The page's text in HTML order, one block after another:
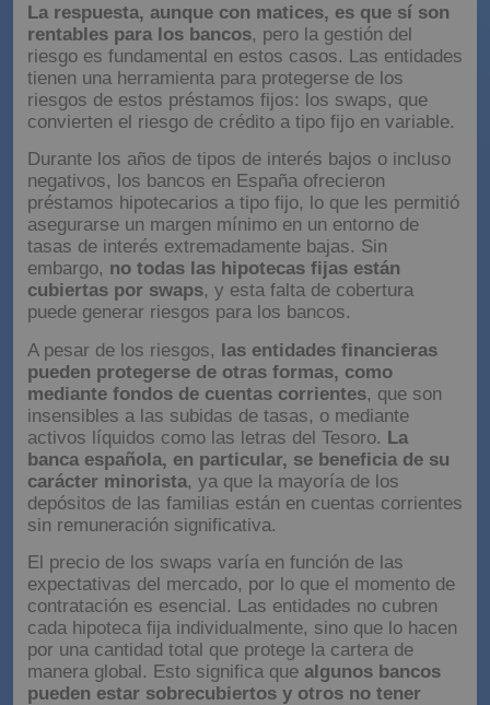
La respuesta, aunque con matices, es que sí son
rentables para los bancos, pero la gestión del
riesgo es fundamental en estos casos. Las entidades
tienen una herramienta para protegerse de los
riesgos de estos préstamos fijos: los swaps, que
convierten el riesgo de crédito a tipo fijo en variable.
Durante los años de tipos de interés bajos o incluso
negativos, los bancos en España ofrecieron
préstamos hipotecarios a tipo fijo, lo que les permitió
asegurarse un margen mínimo en un entorno de
tasas de interés extremadamente bajas. Sin
embargo, no todas las hipotecas fijas están
cubiertas por swaps, y esta falta de cobertura
puede generar riesgos para los bancos.
A pesar de los riesgos, las entidades financieras
pueden protegerse de otras formas, como
mediante fondos de cuentas corrientes, que son
insensibles a las subidas de tasas, o mediante
activos líquidos como las letras del Tesoro. La
banca española, en particular, se beneficia de su
carácter minorista, ya que la mayoría de los
depósitos de las familias están en cuentas corrientes
sin remuneración significativa.
El precio de los swaps varía en función de las
expectativas del mercado, por lo que el momento de
contratación es esencial. Las entidades no cubren
cada hipoteca fija individualmente, sino que lo hacen
por una cantidad total que protege la cartera de
manera global. Esto significa que algunos bancos
pueden estar sobrecubiertos y otros no tener